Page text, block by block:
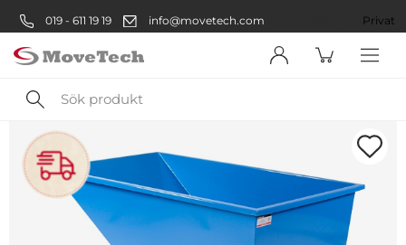
019 - 611 19 19 info@movetech.com Privat
Sök
produkt
Välkommen! Välj hur du vill
handla: